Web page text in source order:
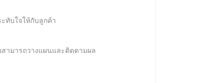
ทับใจให้กับลูกค้า
มารถวางแผนและติดตามผล